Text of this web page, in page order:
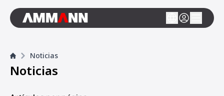
Noticias
Noticias